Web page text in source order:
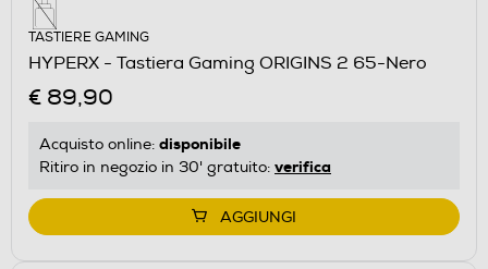
TASTIERE GAMING
HYPERX - Tastiera Gaming ORIGINS 2 65-Nero
€ 89,90
Acquisto online: disponibile
Ritiro in negozio in 30' gratuito: verifica
AGGIUNGI